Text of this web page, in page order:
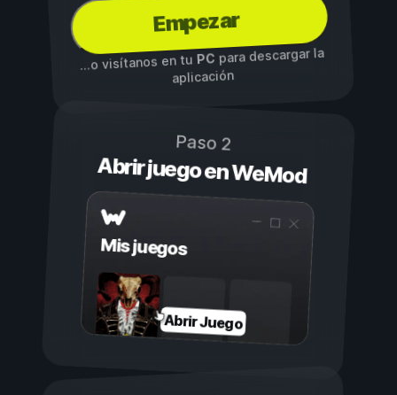
Empezar
...o visítanos en tuPCpara descargar la
aplicación
Paso 2
Abrir juego en WeMod
Mis juegos
Abrir Juego